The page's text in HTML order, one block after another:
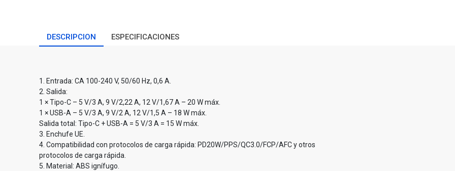
DESCRIPCION ESPECIFICACIONES
1. Entrada: CA 100-240 V, 50/60 Hz, 0,6 A.
2. Salida:
1 × Tipo-C – 5 V/3 A, 9 V/2,22 A, 12 V/1,67 A – 20 W máx.
1 × USB-A – 5 V/3 A, 9 V/2 A, 12 V/1,5 A – 18 W máx.
Salida total: Tipo-C + USB-A = 5 V/3 A = 15 W máx.
3. Enchufe UE.
4. Compatibilidad con protocolos de carga rápida: PD20W/PPS/QC3.0/FCP/AFC y otros
protocolos de carga rápida.
5. Material: ABS ignífugo.